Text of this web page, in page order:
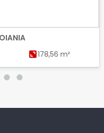
178,56 m²